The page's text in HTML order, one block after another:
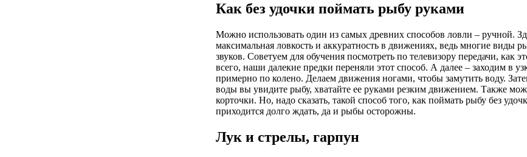
Как без удочки поймать рыбу руками
Можно использовать один из самых древних способов ловли – ручной.
максимальная ловкость и аккуратность в движениях, ведь многие виды
звуков. Советуем для обучения посмотреть по телевизору передачи, как
всего, наши далекие предки переняли этот способ. А далее – заходим в
примерно по колено. Делаем движения ногами, чтобы замутить воду.
воды вы увидите рыбу, хватайте ее руками резким движением. Также
корточки. Но, надо сказать, такой способ того, как поймать рыбу без
приходится долго ждать, да и рыбы осторожны.
Лук и стрелы, гарпун